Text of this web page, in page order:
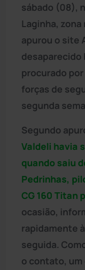
sábado (08),
Laginha, zona
apurou o site
desaparecido
procurado
forças de
segunda
Segundo
Valdeli havia
quando saiu
Pedrinhas,
CG 160 Titan
ocasião,
rapidamente
seguida.
o contato,